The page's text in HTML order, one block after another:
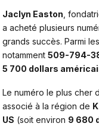
Jaclyn Easton ,
a acheté plusieurs
grands succès. Parmi
notamment 509-794-
5 700 dollars
Le numéro le plus cher
associé à la région de
US (soit environ 9 680